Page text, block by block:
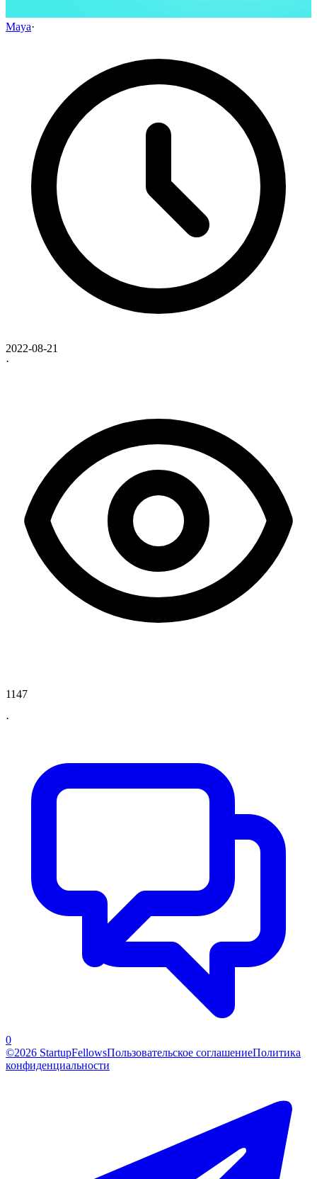
Maya·
2022-08-21
·
1147
·
0
©2026 StartupFellowsПользовательское соглашениеПолитика
конфиденциальности